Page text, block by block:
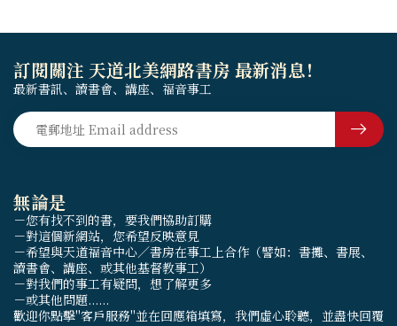
無論是
－您有找不到的書，要我們協助訂購
－對這個新網站，您希望反映意見
－希望與天道福音中心／書房在事工上合作（譬如：書攤、書展、
讀書會、講座、或其他基督教事工）
－對我們的事工有疑問，想了解更多
－或其他問題......
歡迎你點擊"客戶服務"並在回應箱填寫，我們虛心聆聽，並盡快回覆
訂閱關注 天道北美網路書房 最新消息！
最新書訊、讀書會、講座、福音事工